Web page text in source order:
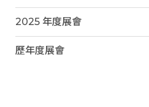
2025 年度展會
歷年度展會